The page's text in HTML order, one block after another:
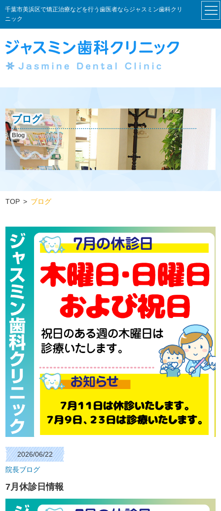
千葉市美浜区で矯正治療などを行う歯医者ならジャスミン歯科クリ
ニック
ブログ
Blog
TOP ブログ
2026/06/22
院長ブログ
7月休診日情報